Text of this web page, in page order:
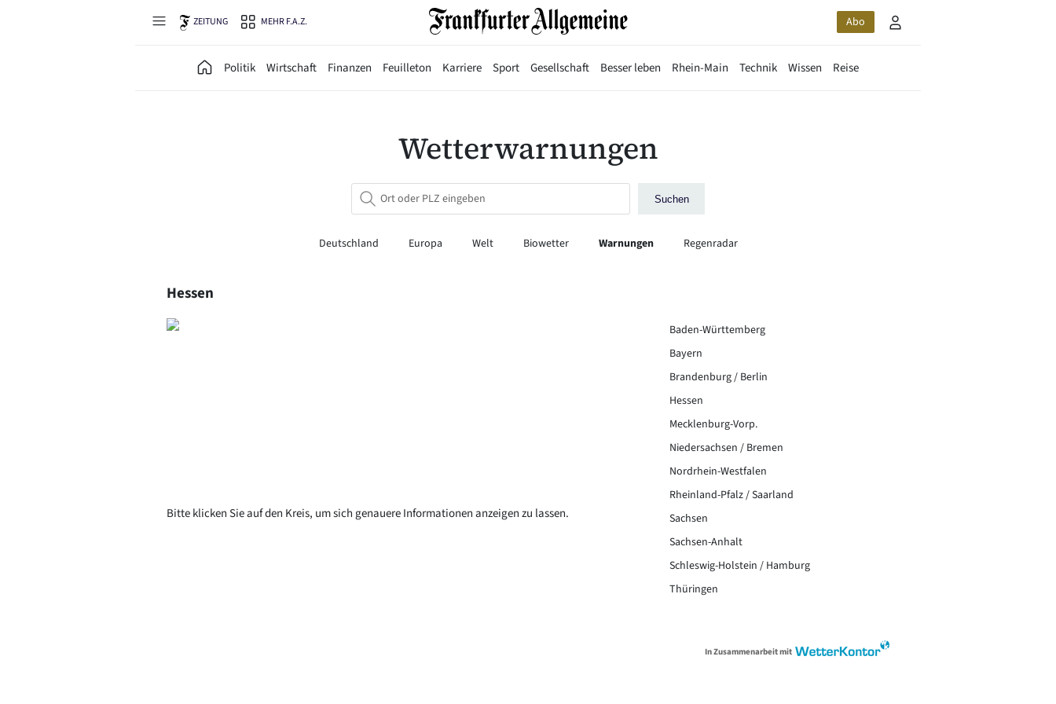
ZEITUNG MEHR F.A.Z. Abo
Politik Wirtschaft Finanzen Feuilleton Karriere Sport Gesellschaft Besser leben Rhein-Main Technik Wissen Reise
Wetterwarnungen
Suchen
Deutschland Europa Welt Biowetter Warnungen Regenradar
Hessen
Bitte klicken Sie auf den Kreis, um sich genauere Informationen anzeigen zu lassen.
Baden-Württemberg
Bayern
Brandenburg / Berlin
Hessen
Mecklenburg-Vorp.
Niedersachsen / Bremen
Nordrhein-Westfalen
Rheinland-Pfalz / Saarland
Sachsen
Sachsen-Anhalt
Schleswig-Holstein / Hamburg
Thüringen
In Zusammenarbeit mit